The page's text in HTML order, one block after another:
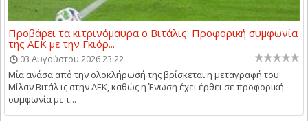
Προβάρει τα κιτρινόμαυρα ο Βιτάλις: Προφορική συμφωνία
της ΑΕΚ με την Γκιόρ...
03 Αυγούστου 2026 23:22
Μία ανάσα από την ολοκλήρωσή της βρίσκεται η μεταγραφή του
Μίλαν Βιτάλ ις στην ΑΕΚ, καθώς η Ένωση έχει έρθει σε προφορική
συμφωνία με τ...